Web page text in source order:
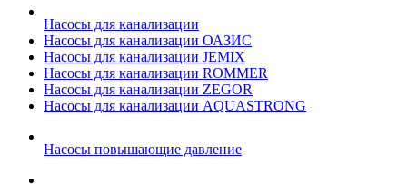
Насосы для канализации
Насосы для канализации ОАЗИС
Насосы для канализации JEMIX
Насосы для канализации ROMMER
Насосы для канализации ZEGOR
Насосы для канализации AQUASTRONG
Насосы повышающие давление